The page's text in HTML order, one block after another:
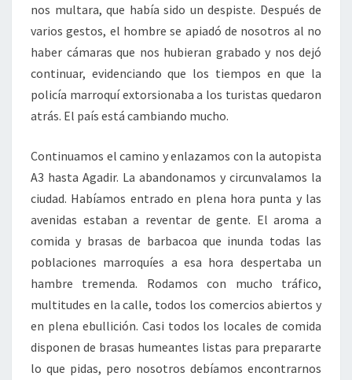
nos multara, que había sido un despiste. Después de
varios gestos, el hombre se apiadó de nosotros al no
haber cámaras que nos hubieran grabado y nos dejó
continuar, evidenciando que los tiempos en que la
policía marroquí extorsionaba a los turistas quedaron
atrás. El país está cambiando mucho.
Continuamos el camino y enlazamos con la autopista
A3 hasta Agadir. La abandonamos y circunvalamos la
ciudad. Habíamos entrado en plena hora punta y las
avenidas estaban a reventar de gente. El aroma a
comida y brasas de barbacoa que inunda todas las
poblaciones marroquíes a esa hora despertaba un
hambre tremenda. Rodamos con mucho tráfico,
multitudes en la calle, todos los comercios abiertos y
en plena ebullición. Casi todos los locales de comida
disponen de brasas humeantes listas para prepararte
lo que pidas, pero nosotros debíamos encontrarnos